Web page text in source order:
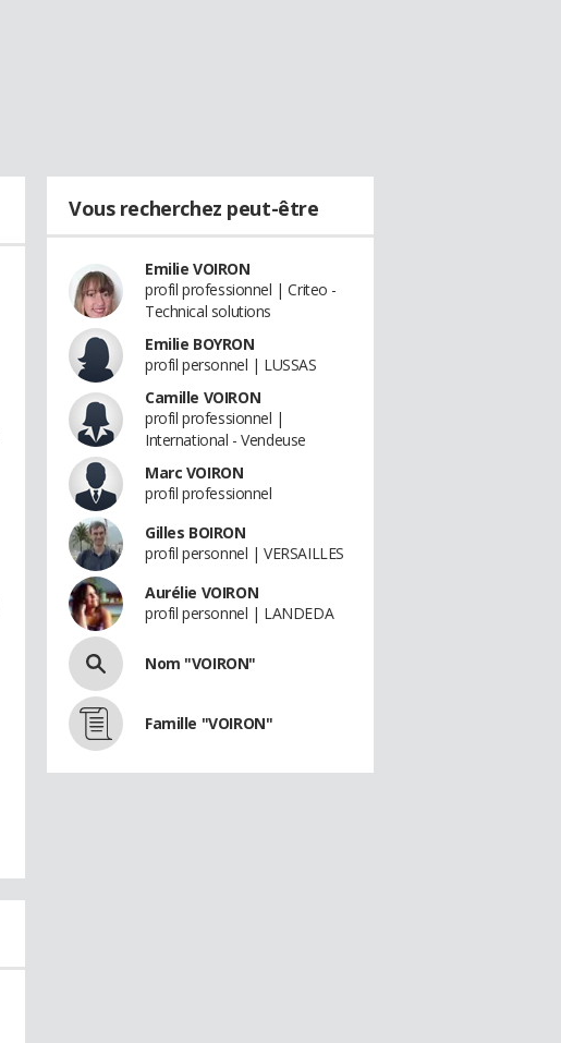
Vous recherchez peut-être
Emilie VOIRON
profil professionnel | Criteo -
Technical solutions
Emilie BOYRON
profil personnel | LUSSAS
Camille VOIRON
profil professionnel |
International - Vendeuse
Marc VOIRON
profil professionnel
Gilles BOIRON
profil personnel | VERSAILLES
Aurélie VOIRON
profil personnel | LANDEDA
Nom "VOIRON"
Famille "VOIRON"